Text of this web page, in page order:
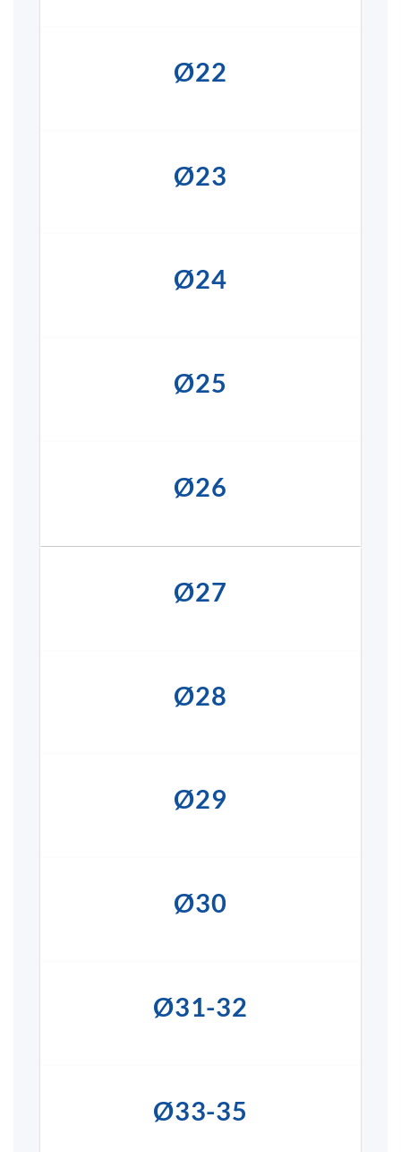
Ø22
Ø23
Ø24
Ø25
Ø26
Ø27
Ø28
Ø29
Ø30
Ø31-32
Ø33-35